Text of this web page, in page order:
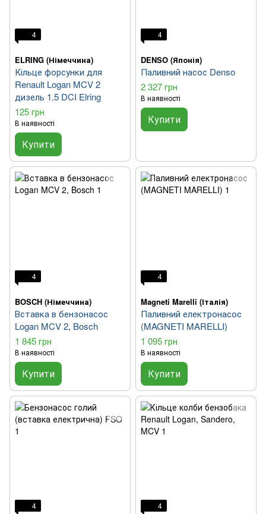
4
ELRING (Німеччина)
Кільце форсунки для
Renault Logan MCV 2
дизель 1.5 DCI Elring
125 грн
В наявності
Купити
4
DENSO (Японія)
Паливний насос Denso
2 327 грн
В наявності
Купити
4
BOSCH (Німеччина)
Вставка в бензонасос
Logan MCV 2, Bosch
1 845 грн
В наявності
Купити
4
Magneti Marelli (Італія)
Паливний електронасос
(MAGNETI MARELLI)
1 095 грн
В наявності
Купити
4
4